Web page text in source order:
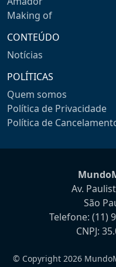
Making of
CONTEÚDO
Notícias
POLÍTICAS
Quem somos
Política de Privacidade
Política de
Av.
São
Telefone: (11)
CNPJ:
© Copyright 2026